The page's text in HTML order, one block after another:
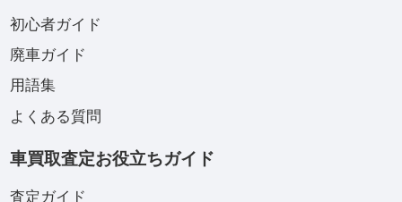
初心者ガイド
廃車ガイド
用語集
よくある質問
車買取査定お役立ちガイド
査定ガイド